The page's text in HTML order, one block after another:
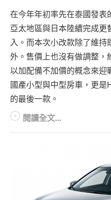
在今年年初率先在泰國發
亞太地區與日本陸續完成
入。而本次小改款除了維
外。售價上也沒有做調整
以加配備不加價的概念來迎
國產小型與中型房車，更
的最後一款。
閱讀全文...